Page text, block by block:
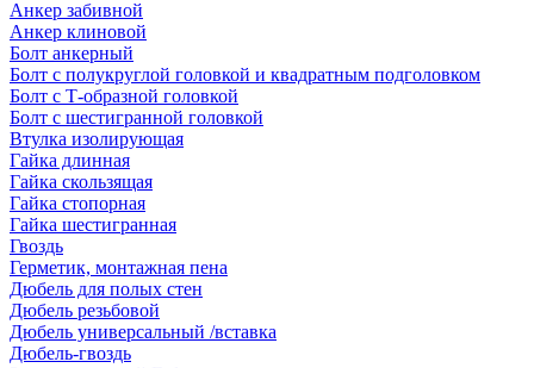
Анкер забивной
Анкер клиновой
Болт анкерный
Болт с полукруглой головкой и квадратным подголовком
Болт с Т-образной головкой
Болт с шестигранной головкой
Втулка изолирующая
Гайка длинная
Гайка скользящая
Гайка стопорная
Гайка шестигранная
Гвоздь
Герметик, монтажная пена
Дюбель для полых стен
Дюбель резьбовой
Дюбель универсальный /вставка
Дюбель-гвоздь